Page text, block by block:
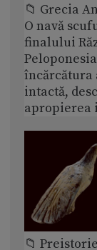
📁 Grecia
O navă
finalului
încărcătura
intactă,
apropierea
📁